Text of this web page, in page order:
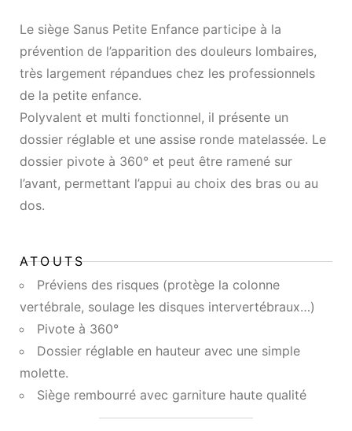
Le siège Sanus Petite Enfance participe à la
prévention de l’apparition des douleurs lombaires,
très largement répandues chez les professionnels
de la petite enfance.
Polyvalent et multi fonctionnel, il présente un
dossier réglable et une assise ronde matelassée. Le
dossier pivote à 360° et peut être ramené sur
l’avant, permettant l’appui au choix des bras ou au
dos.
ATOUTS
Préviens des risques (protège la colonne
vertébrale, soulage les disques intervertébraux…)
Pivote à 360°
Dossier réglable en hauteur avec une simple
molette.
Siège rembourré avec garniture haute qualité